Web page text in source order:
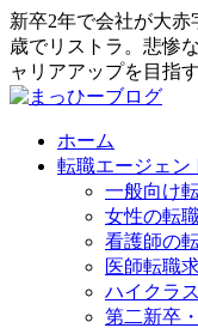
新卒2年で会社が大
歳でリストラ。悲惨
ャリアアップを目指
ホーム
転職エージェン
一般向け
女性の転
看護師の
医師転職
ハイクラ
第二新卒